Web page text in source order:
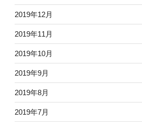
2019年12月
2019年11月
2019年10月
2019年9月
2019年8月
2019年7月